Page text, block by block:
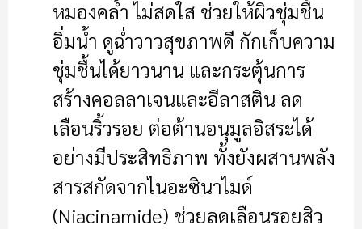
หมองคล้ำ ไม่สดใส ช่วยให้ผิวชุ่มชื้น
อิ่มน้ำ ดูฉ่ำวาวสุขภาพดี กักเก็บความ
ชุ่มชื้นได้ยาวนาน และกระตุ้นการ
สร้างคอลลาเจนและอีลาสติน ลด
เลือนริ้วรอย ต่อต้านอนุมูลอิสระได้
อย่างมีประสิทธิภาพ ทั้งยังผสานพลัง
สารสกัดจากไนอะซินาไมด์
(Niacinamide) ช่วยลดเลือนรอยสิว